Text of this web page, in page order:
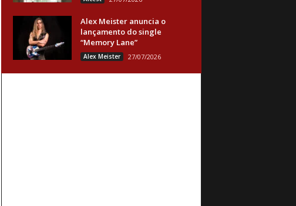
Alex Meister anuncia o
lançamento do single
“Memory Lane”
Alex Meister 27/07/2026